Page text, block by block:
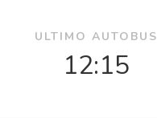
ULTIMO AUTOBUS
12:15